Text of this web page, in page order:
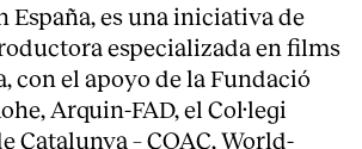
es una iniciativa de
especializada en films
con el apoyo de la Fundació
Arquin-FAD, el Col·legi
Catalunya – COAC, World-